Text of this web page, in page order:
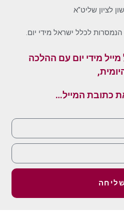
לציון שליט"א
לכלל ישראל מידי יום.
מידי יום עם ההלכה
כתובת המייל…